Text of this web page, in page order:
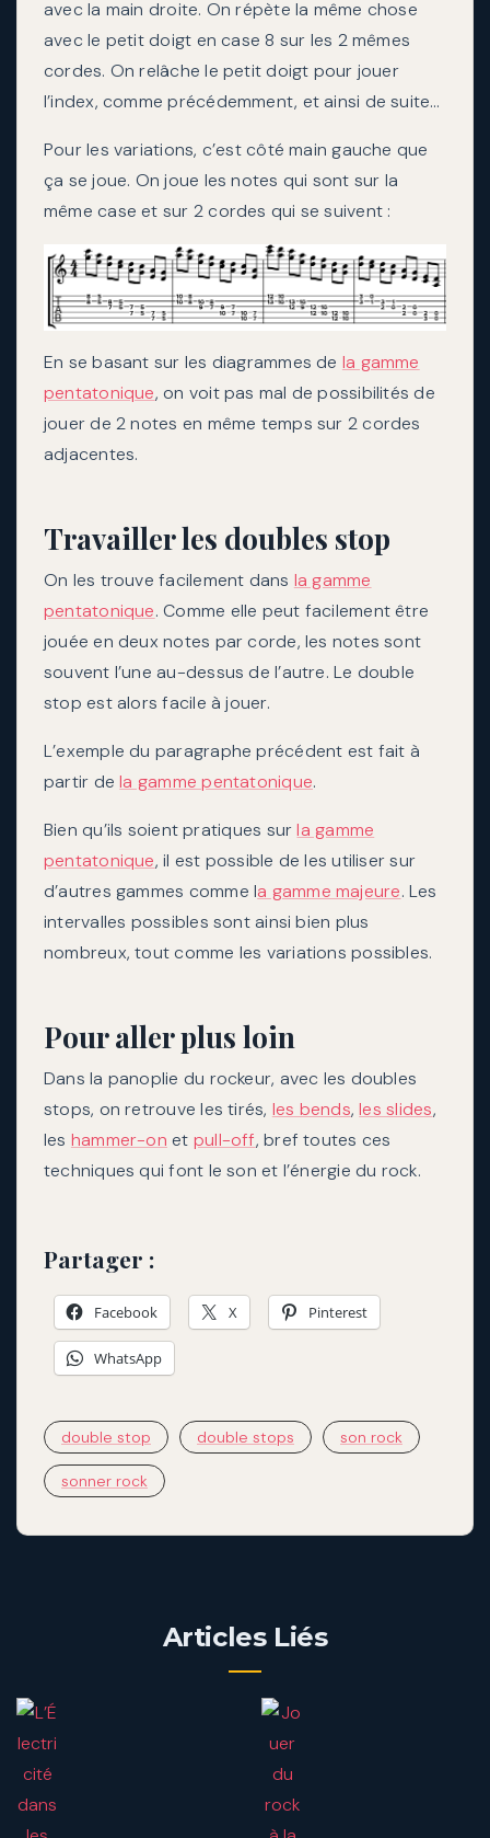
avec la main droite. On répète la même chose
avec le petit doigt en case 8 sur les 2 mêmes
cordes. On relâche le petit doigt pour jouer
l’index, comme précédemment, et ainsi de suite…
Pour les variations, c’est côté main gauche que
ça se joue. On joue les notes qui sont sur la
même case et sur 2 cordes qui se suivent :
En se basant sur les diagrammes de la gamme
pentatonique, on voit pas mal de possibilités de
jouer de 2 notes en même temps sur 2 cordes
adjacentes.
Travailler les doubles stop
On les trouve facilement dans la gamme
pentatonique. Comme elle peut facilement être
jouée en deux notes par corde, les notes sont
souvent l’une au-dessus de l’autre. Le double
stop est alors facile à jouer.
L’exemple du paragraphe précédent est fait à
partir dela gamme pentatonique.
Bien qu’ils soient pratiques surla gamme
pentatonique, il est possible de les utiliser sur
d’autres gammes comme la gamme majeure. Les
intervalles possibles sont ainsi bien plus
nombreux, tout comme les variations possibles.
Pour aller plus loin
Dans la panoplie du rockeur, avec les doubles
stops, on retrouve les tirés, les bends,les slides,
les hammer-on et pull-off, bref toutes ces
techniques qui font le son et l’énergie du rock.
Partager :
Facebook X Pinterest
WhatsApp
double stop double stops son rock
sonner rock
Articles Liés